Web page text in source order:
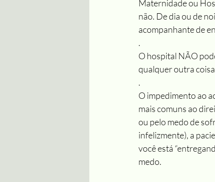
Maternidade ou
não. De dia ou de
acompanhante de
.
O hospital NÃO
qualquer outra
.
O impedimento ao
mais comuns ao
ou pelo medo de
infelizmente), a
você está
medo.